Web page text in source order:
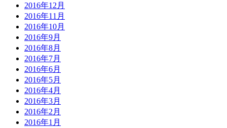
2016年12月
2016年11月
2016年10月
2016年9月
2016年8月
2016年7月
2016年6月
2016年5月
2016年4月
2016年3月
2016年2月
2016年1月